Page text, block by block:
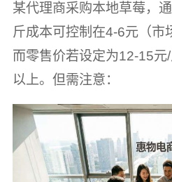
某代理商采购本地草莓，
斤成本可控制在4-6元（市
而零售价若设定为12-15
以上。但需注意：